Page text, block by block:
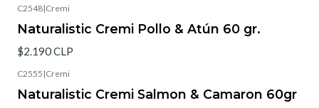
C2548|Cremi
Naturalistic Cremi Pollo & Atún 60 gr.
$2.190 CLP
C2555 |Cremi
Naturalistic Cremi Salmon & Camaron 60gr